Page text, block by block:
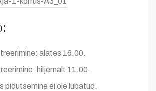
alates 16.00.
hiljemalt 11.00.
pidutsemine ei ole lubatud.